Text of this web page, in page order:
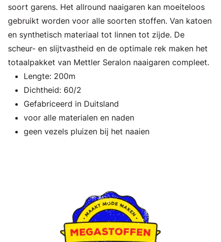
soort garens. Het allround naaigaren kan moeiteloos
gebruikt worden voor alle soorten stoffen. Van katoen
en synthetisch materiaal tot linnen tot zijde. De
scheur- en slijtvastheid en de optimale rek maken het
totaalpakket van Mettler Seralon naaigaren compleet.
Lengte: 200m
Dichtheid: 60/2
Gefabriceerd in Duitsland
voor alle materialen en naden
geen vezels pluizen bij het naaien